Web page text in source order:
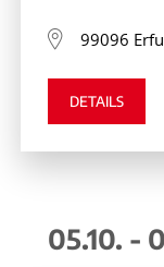
99096
DETAILS
05.10. -